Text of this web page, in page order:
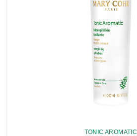
TONIC AROMATIC